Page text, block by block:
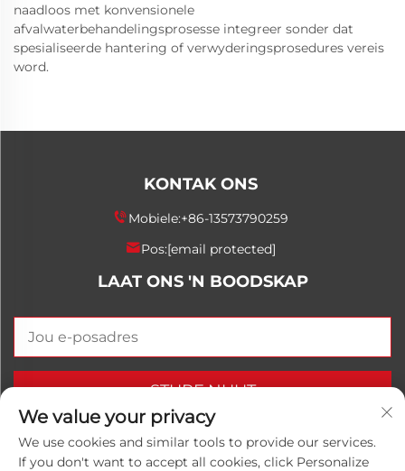
naadloos met konvensionele
afvalwaterbehandelingsprosesse integreer sonder dat
spesialiseerde hantering of verwyderingsprosedures vereis
word.
KONTAK ONS
Mobiele:+86-13573790259
Pos:[email protected]
LAAT ONS 'N BOODSKAP
STURF NUUT
We value your privacy
We use cookies and similar tools to provide our services.
If you don't want to accept all cookies, click Personalize